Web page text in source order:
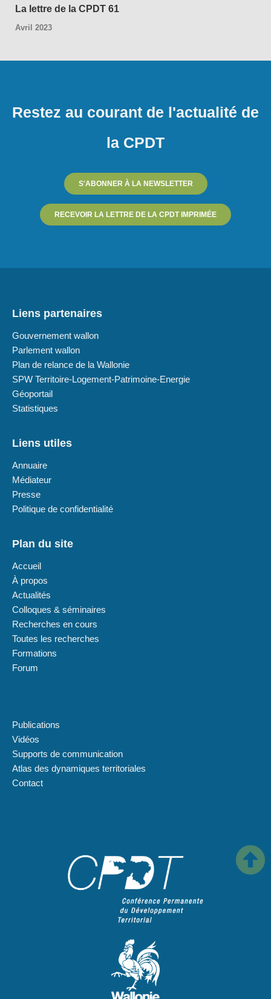
La lettre de la CPDT 61
Avril 2023
Restez au courant de l'actualité de
la CPDT
S'ABONNER À LA NEWSLETTER
RECEVOIR LA LETTRE DE LA CPDT IMPRIMÉE
Liens partenaires
Gouvernement wallon
Parlement wallon
Plan de relance de la Wallonie
SPW Territoire-Logement-Patrimoine-Energie
Géoportail
Statistiques
Liens utiles
Annuaire
Médiateur
Presse
Politique de confidentialité
Plan du site
Accueil
À propos
Actualités
Colloques & séminaires
Recherches en cours
Toutes les recherches
Formations
Forum
Publications
Vidéos
Supports de communication
Atlas des dynamiques territoriales
Contact